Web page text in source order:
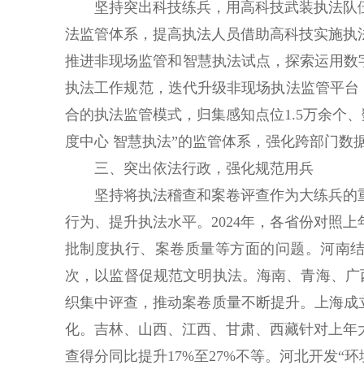
坚持突出科技练兵，用高科技武装执法队
法监管体系，提高执法人员借助高科技实施
推进非现场监管和智慧执法试点，探索运用
执法工作规范，迭代升级非现场执法监管平
合的执法监管模式，归集感知点位1.5万余个
度中心 智慧执法”的监管体系，强化跨部门数
三、突出依法行政，强化规范用兵
坚持将执法稽查和案卷评查作为大练兵的
行为、提升执法水平。2024年，各省份对照
批制度执行、案卷质量等方面的问题。河南
次，以监督促规范文明执法。海南、青海、
织集中评查，推动案卷质量不断提升。上海
化。吉林、山西、江西、甘肃、西藏针对上
查得分同比提升17%至27%不等。河北开发“